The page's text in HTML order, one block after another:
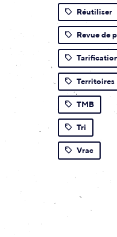
Réutiliser
Revue de
Territoires
TMB
Tri
Vrac